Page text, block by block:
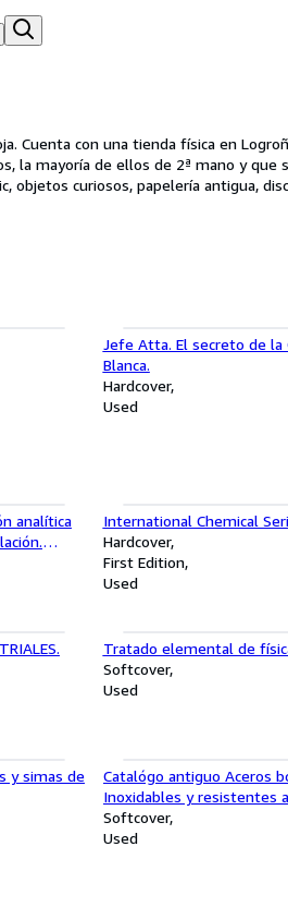
Cuenta con una tienda física en
la mayoría de ellos de 2ª mano y
curiosos, papelería antigua,
Jefe Atta. El secreto de la
Blanca.
Hardcover
Used
analítica
International Chemical
Hardcover
First Edition
Used
Tratado elemental de
Softcover
Used
y simas de
Catalógo antiguo Aceros
Inoxidables y resistentes
ácidos. Marcas As-sas
Softcover
Used